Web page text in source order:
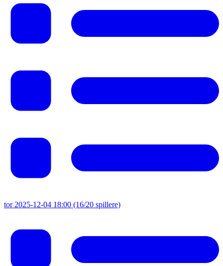
tor 2025-12-04 18:00 (16/20 spillere)